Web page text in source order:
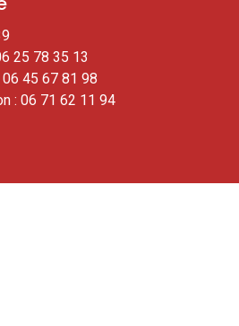
25 78 35 13
06 45 67 81 98
: 06 71 62 11 94